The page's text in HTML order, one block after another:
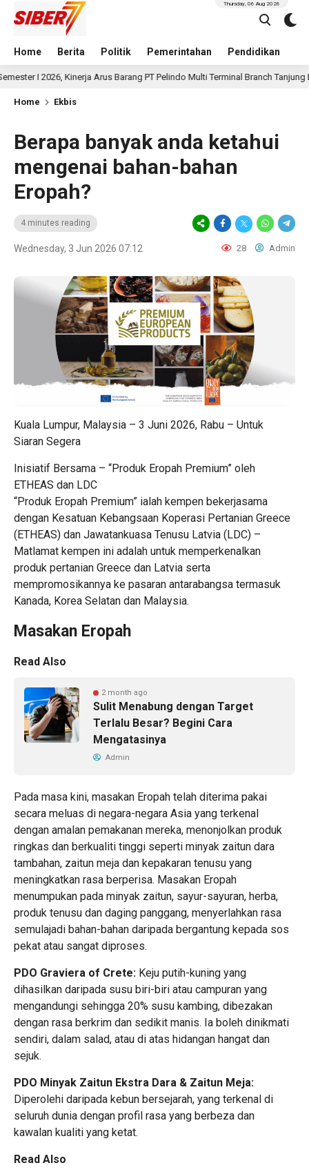
Home Berita Politik Pemerintahan Pendidikan
Thursday, 06 Aug 2026
Kinerja Arus Barang PT Pelindo Multi Terminal Branch Tanjung Emas
Home Ekbis
Berapa banyak anda ketahui
mengenai bahan-bahan
Eropah?
4 minutes reading
Wednesday, 3 Jun 2026 07:12 28 Admin
Kuala Lumpur, Malaysia – 3 Juni 2026, Rabu – Untuk
Siaran Segera
Inisiatif Bersama – “Produk Eropah Premium” oleh
ETHEAS dan LDC
“Produk Eropah Premium” ialah kempen bekerjasama
dengan Kesatuan Kebangsaan Koperasi Pertanian Greece
(ETHEAS) dan Jawatankuasa Tenusu Latvia (LDC) –
Matlamat kempen ini adalah untuk memperkenalkan
produk pertanian Greece dan Latvia serta
mempromosikannya ke pasaran antarabangsa termasuk
Kanada, Korea Selatan dan Malaysia.
Masakan Eropah
Read Also
2 month ago
Sulit Menabung dengan Target
Terlalu Besar? Begini Cara
Mengatasinya
Admin
Pada masa kini, masakan Eropah telah diterima pakai
secara meluas di negara-negara Asia yang terkenal
dengan amalan pemakanan mereka, menonjolkan produk
ringkas dan berkualiti tinggi seperti minyak zaitun dara
tambahan, zaitun meja dan kepakaran tenusu yang
meningkatkan rasa berperisa. Masakan Eropah
menumpukan pada minyak zaitun, sayur-sayuran, herba,
produk tenusu dan daging panggang, menyerlahkan rasa
semulajadi bahan-bahan daripada bergantung kepada sos
pekat atau sangat diproses.
PDO Graviera of Crete: Keju putih-kuning yang
dihasilkan daripada susu biri-biri atau campuran yang
mengandungi sehingga 20% susu kambing, dibezakan
dengan rasa berkrim dan sedikit manis. Ia boleh dinikmati
sendiri, dalam salad, atau di atas hidangan hangat dan
sejuk.
PDO Minyak Zaitun Ekstra Dara & Zaitun Meja:
Diperolehi daripada kebun bersejarah, yang terkenal di
seluruh dunia dengan profil rasa yang berbeza dan
kawalan kualiti yang ketat.
Read Also